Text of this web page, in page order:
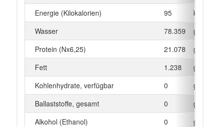
Energie (Kilokalorien)
95
kcal
Wasser
78.359
g
Protein (Nx6,25)
21.078
g
Fett
1.238
g
Kohlenhydrate, verfügbar
0
g
Ballaststoffe, gesamt
0
g
Alkohol (Ethanol)
0
g